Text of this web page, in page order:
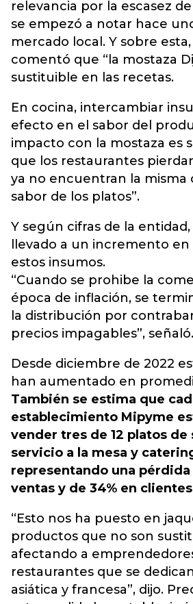
relevancia por la escasez
se empezó a notar hace
mercado local. Y sobre
comentó que “la mostaza
sustituible en las recetas.
En cocina, intercambiar
efecto en el sabor del
impacto con la mostaza es
que los restaurantes
ya no encuentran la misma
sabor de los platos”.
Y según cifras de la entidad,
llevado a un incremento
estos insumos.
“Cuando se prohibe la
época de inflación, se
la distribución por
precios impagables”, señaló.
Desde diciembre de 2022
han aumentado en
También se estima que
establecimiento Mipyme
vender tres de 12 platos de
servicio a la mesa y
representando una pérdida
ventas y de 34% en
“Esto nos ha puesto en
productos que no son
afectando a
restaurantes que se
asiática y francesa”, dijo.